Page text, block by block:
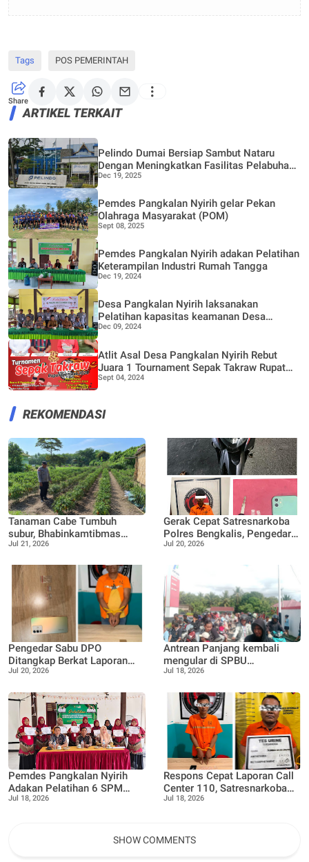
Tags POS PEMERINTAH
Share
ARTIKEL TERKAIT
Pelindo Dumai Bersiap Sambut Nataru
Dengan Meningkatkan Fasilitas Pelabuhan
Penumpang
Dec 19, 2025
Pemdes Pangkalan Nyirih gelar Pekan
Olahraga Masyarakat (POM)
Sept 08, 2025
Pemdes Pangkalan Nyirih adakan Pelatihan
Keterampilan Industri Rumah Tangga
Dec 19, 2024
Desa Pangkalan Nyirih laksanakan
Pelatihan kapasitas keamanan Desa
melalui Dana Bermasa TA 2024
Dec 09, 2024
Atlit Asal Desa Pangkalan Nyirih Rebut
Juara 1 Tournament Sepak Takraw Rupat
Bermasa 2024
Sept 04, 2024
REKOMENDASI
Tanaman Cabe Tumbuh
subur, Bhabinkamtibmas
Tanjung Punak lakukan
Jul 21, 2026
Gerak Cepat Satresnarkoba
Polres Bengkalis, Pengedar
Sabu Dibekuk di Rimba
Jul 20, 2026
Pengedar Sabu DPO
Ditangkap Berkat Laporan
Call Center 110,
Bengkalis Tegaskan
Komitmen P4GN
Jul 20, 2026
Antrean Panjang kembali
mengular di SPBU
16.287.090, Teluk Lecah,
Pembatasan Pengisian BBM
Jul 18, 2026
Pemdes Pangkalan Nyirih
Adakan Pelatihan 6 SPM
Posyandu, guna Tingkatkan
Jul 18, 2026
Respons Cepat Laporan Call
Center 110, Satresnarkoba
Polres Bengkalis Ungkap
Jul 18, 2026
SHOW COMMENTS